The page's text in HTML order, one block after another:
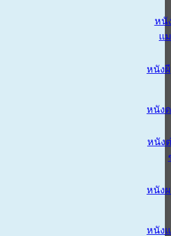
หนั
แ
หนังผี
หนัง
หนัง
หนัง
หนัง